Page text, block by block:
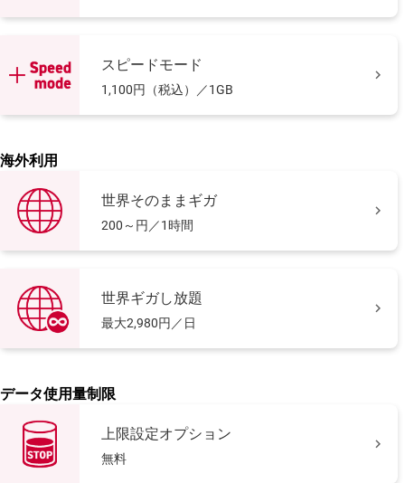
スピードモード
1,100円（税込）／1GB

海外利用
世界そのままギガ
200～円／1時間

世界ギガし放題
最大2,980円／日

データ使用量制限
上限設定オプション
無料
